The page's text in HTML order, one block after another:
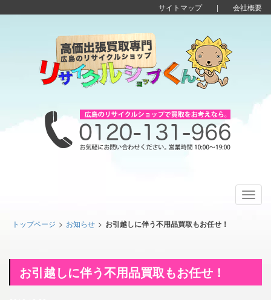
サイトマップ| 会社概要
トップページ > お知らせ > お引越しに伴う不用品買取もお任せ！
お引越しに伴う不用品買取もお任せ！